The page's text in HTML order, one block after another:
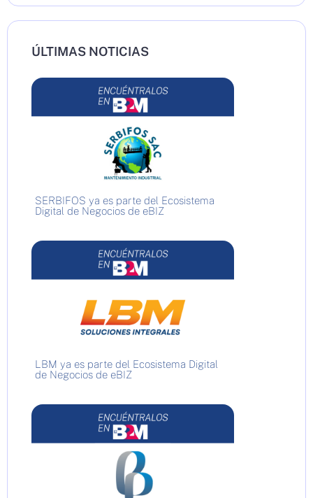
ÚLTIMAS NOTICIAS
SERBIFOS ya es parte del Ecosistema
Digital de Negocios de eBIZ
LBM ya es parte del Ecosistema Digital
de Negocios de eBIZ